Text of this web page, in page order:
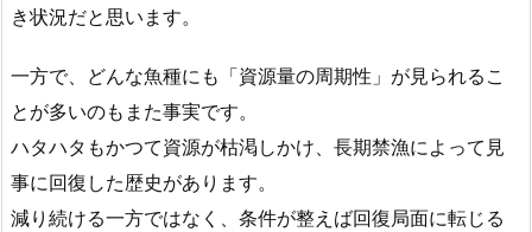
き状況だと思います。
一方で、どんな魚種にも「資源量の周期性」が見られるこ
とが多いのもまた事実です。
ハタハタもかつて資源が枯渇しかけ、長期禁漁によって見
事に回復した歴史があります。
減り続ける一方ではなく、条件が整えば回復局面に転じる